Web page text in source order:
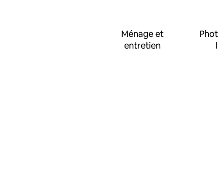
Ménage et
entretien